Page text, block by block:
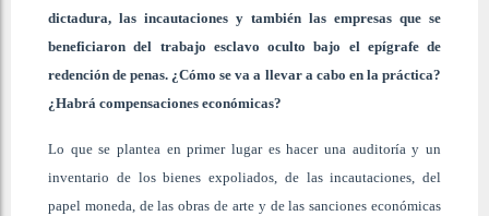
dictadura, las incautaciones y también las empresas que se
beneficiaron del trabajo esclavo oculto bajo el epígrafe de
redención de penas. ¿Cómo se va a llevar a cabo en la práctica?
¿Habrá compensaciones económicas?
Lo que se plantea en primer lugar es hacer una auditoría y un
inventario de los bienes expoliados, de las incautaciones, del
papel moneda, de las obras de arte y de las sanciones económicas